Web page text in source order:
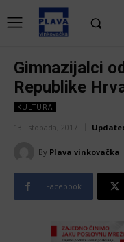
Gimnazijalci
Republike
KULTURA
13 listopada, 2017
By Plava vinkovačka
Facebook